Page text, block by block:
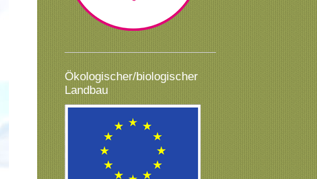
Ökologischer/biologischer
Landbau